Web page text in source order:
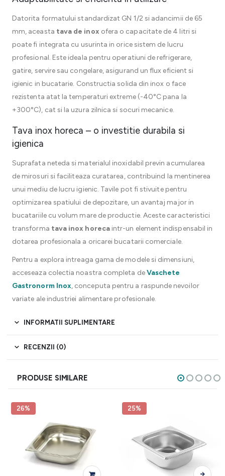
Datorita formatului standardizat GN 1/2 si adancimii de 65
mm, aceasta tava de inox ofera o capacitate de 4 litri si
poate fi integrata cu usurinta in orice sistem de lucru
profesional. Este ideala pentru operatiuni de refrigerare,
gatire, servire sau congelare, asigurand un flux eficient si
igienic in bucatarie. Constructia solida din inox o face
rezistenta atat la temperaturi extreme (-40°C pana la
+300°C), cat si la uzura zilnica si socuri mecanice.
Tava inox horeca – o investitie durabila si
igienica
Suprafata neteda si materialul inoxidabil previn acumularea
de mirosuri si faciliteaza curatarea, contribuind la mentinerea
unui mediu de lucru igienic. Tavile pot fi stivuite pentru
optimizarea spatiului de depozitare, un avantaj major in
bucatariile cu volum mare de productie. Aceste caracteristici
transforma tava inox horecaintr-un element indispensabil in
dotarea profesionala a oricarei bucatarii comerciale.
Pentru a explora intreaga gama de modele si dimensiuni,
acceseaza colectia noastra completa deVaschete
Gastronorm Inox, conceputa pentru a raspunde nevoilor
variate ale industriei alimentare profesionale.
INFORMATII SUPLIMENTARE
RECENZII (0)
PRODUSE SIMILARE
26% 25%